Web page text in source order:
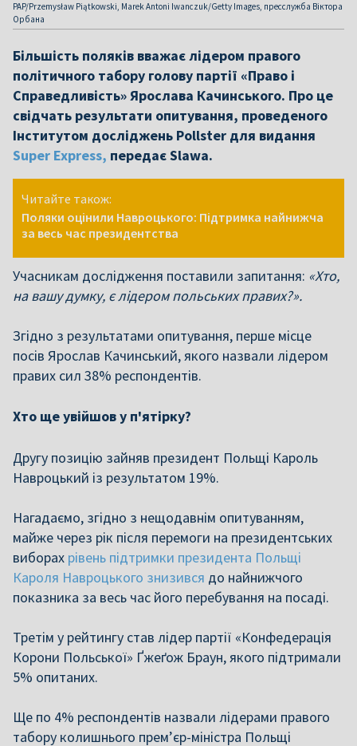
PAP/Przemysław Piątkowski, Marek Antoni Iwanczuk/Getty Images, пресслужба Віктора
Орбана
Більшість поляків вважає лідером правого
політичного табору голову партії «Право і
Справедливість» Ярослава Качинського. Про це
свідчать результати опитування, проведеного
Інститутом досліджень Pollster для видання
Super Express, передає Slawa.
Читайте також:
Поляки оцінили Навроцького: Підтримка найнижча
за весь час президентства
Учасникам дослідження поставили запитання: «Хто,
на вашу думку, є лідером польських правих?».
Згідно з результатами опитування, перше місце
посів Ярослав Качинський, якого назвали лідером
правих сил 38% респондентів.
Хто ще увійшов у п'ятірку?
Другу позицію зайняв президент Польщі Кароль
Навроцький із результатом 19%.
Нагадаємо, згідно з нещодавнім опитуванням,
майже через рік після перемоги на президентських
виборах рівень підтримки президента Польщі
Кароля Навроцького знизився до найнижчого
показника за весь час його перебування на посаді.
Третім у рейтингу став лідер партії «Конфедерація
Корони Польської» Ґжеґож Браун, якого підтримали
5% опитаних.
Ще по 4% респондентів назвали лідерами правого
табору колишнього прем’єр-міністра Польщі